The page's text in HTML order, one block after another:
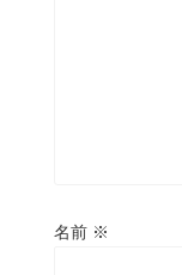
名前 ※